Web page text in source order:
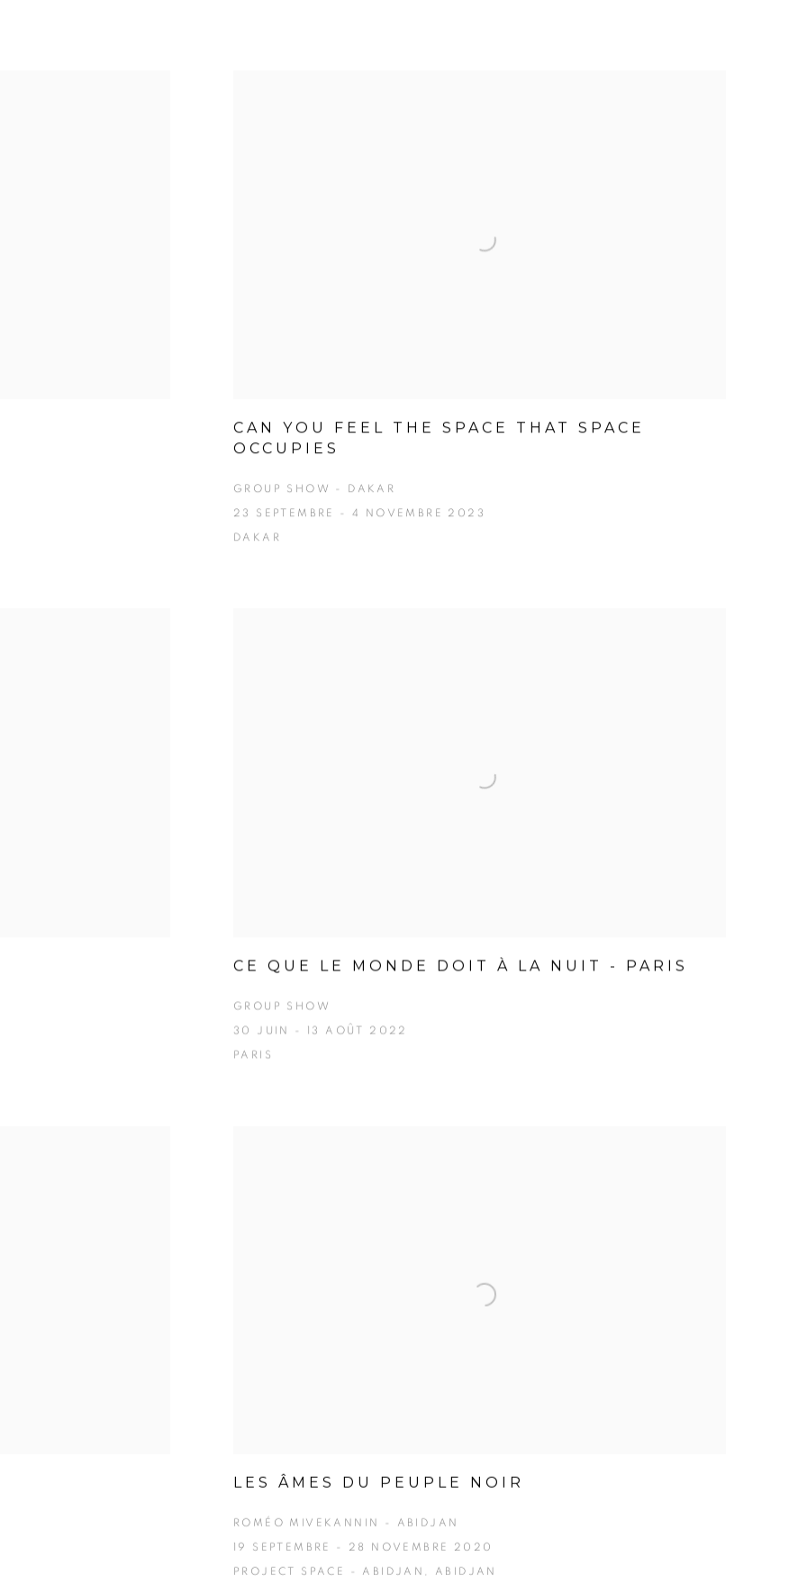
CAN YOU FEEL THE SPACE THAT SPACE
OCCUPIES
GROUP SHOW - DAKAR
23 SEPTEMBRE - 4 NOVEMBRE 2023
DAKAR
CE QUE LE MONDE DOIT À LA NUIT - PARIS
GROUP SHOW
30 JUIN - 13 AOÛT 2022
PARIS
LES ÂMES DU PEUPLE NOIR
ROMÉO MIVEKANNIN - ABIDJAN
19 SEPTEMBRE - 28 NOVEMBRE 2020
PROJECT SPACE - ABIDJAN, ABIDJAN